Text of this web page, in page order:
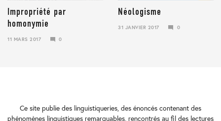
Impropriété par
homonymie
11 MARS 2017
0
Néologisme
31 JANVIER 2017
0
Ce site publie des linguistiqueries, des énoncés contenant des
phénomènes linguistiques remarquables, rencontrés au fil des lectures